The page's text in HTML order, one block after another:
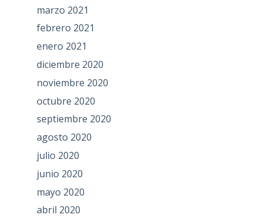
marzo 2021
febrero 2021
enero 2021
diciembre 2020
noviembre 2020
octubre 2020
septiembre 2020
agosto 2020
julio 2020
junio 2020
mayo 2020
abril 2020